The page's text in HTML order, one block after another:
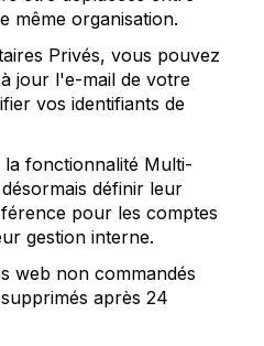
même organisation.
Privés, vous pouvez
jour l'e-mail de votre
vos identifiants de
la fonctionnalité Multi-
définir leur
pour les comptes
gestion interne.
web non commandés
après 24